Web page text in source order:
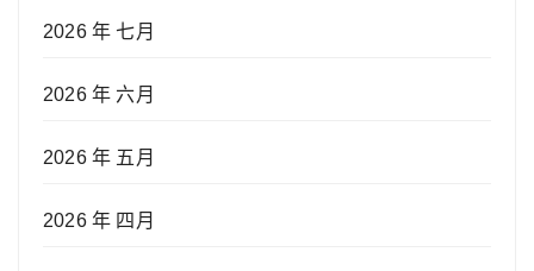
2026 年 七月
2026 年 六月
2026 年 五月
2026 年 四月